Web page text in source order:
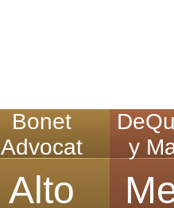
Bonet
Advocat
Alto
y